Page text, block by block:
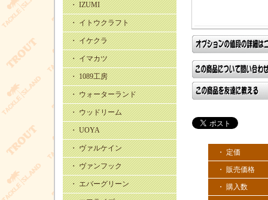
・ IZUMI
・ イトウクラフト
・ イケクラ
・ イマカツ
・ 1089工房
・ ウォーターランド
・ ウッドリーム
・ UOYA
・ ヴァルケイン
・ ヴァンフック
・ エバーグリーン
・ 定価
・ 販売価格
・ 購入数